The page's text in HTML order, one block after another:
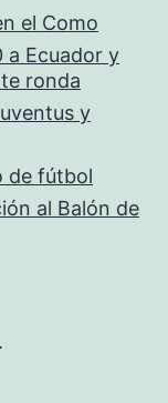
el Como
Ecuador y
ronda
y
de fútbol
al Balón de